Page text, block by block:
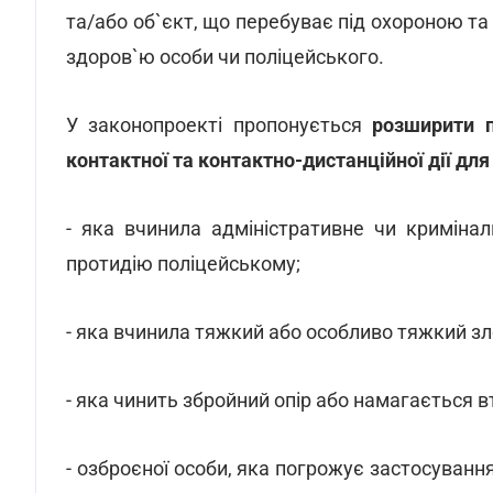
та/або об`єкт, що перебуває під охороною
здоров`ю особи чи поліцейського.
У законопроекті пропонується розширити
контактної та контактно-дистанційної дії
- яка вчинила адміністративне чи
протидію поліцейському;
- яка вчинила тяжкий або особливо тяжкий
- яка чинить збройний опір або намагається
- озброєної особи, яка погрожує